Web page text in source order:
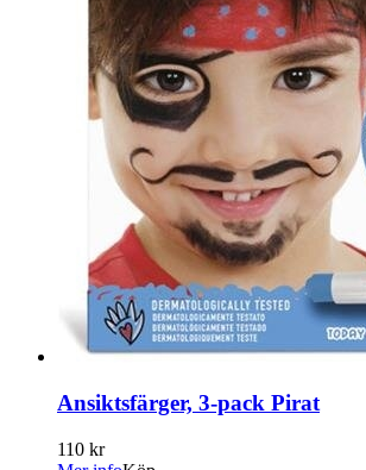
Ansiktsfärger, 3-pack Pirat
110 kr